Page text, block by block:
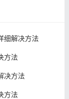
细解决方法
方法
决方法
方法